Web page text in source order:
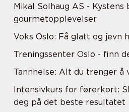
Mikal Solhaug AS - Kystens
gourmetopplevelser
Voks Oslo: Få glatt og jevn
Treningssenter Oslo - finn
Tannhelse: Alt du trenger å
Intensivkurs for førerkort:
deg på det beste resultatet